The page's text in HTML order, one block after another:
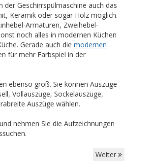
der Geschirrspülmaschine auch das
Keramik oder sogar Holz möglich.
Armaturen, Zweihebel-
noch alles in modernen Küchen
Gerade auch die modernen
für mehr Farbspiel in der
ebenso groß. Sie können Auszüge
Vollauszüge, Sockelauszüge,
Auszüge wählen.
nehmen Sie die Aufzeichnungen
Weiter